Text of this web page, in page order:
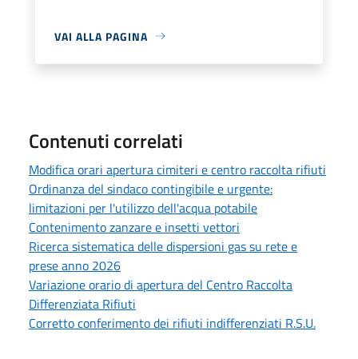
VAI ALLA PAGINA
Contenuti correlati
Modifica orari apertura cimiteri e centro raccolta rifiuti
Ordinanza del sindaco contingibile e urgente:
limitazioni per l'utilizzo dell'acqua potabile
Contenimento zanzare e insetti vettori
Ricerca sistematica delle dispersioni gas su rete e
prese anno 2026
Variazione orario di apertura del Centro Raccolta
Differenziata Rifiuti
Corretto conferimento dei rifiuti indifferenziati R.S.U.